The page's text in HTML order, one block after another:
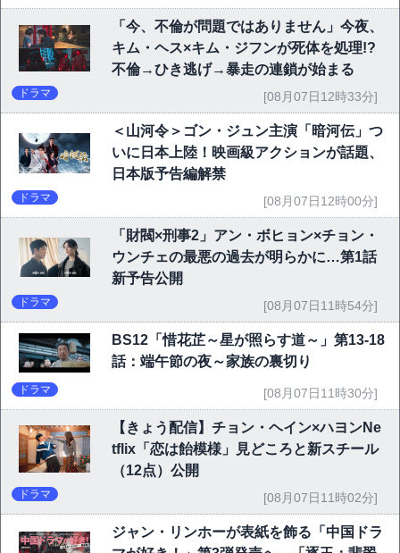
「今、不倫が問題ではありません」今夜、
キム・ヘス×キム・ジフンが死体を処理!?
不倫→ひき逃げ→暴走の連鎖が始まる
ドラマ [08月07日12時33分]
＜山河令＞ゴン・ジュン主演「暗河伝」つ
いに日本上陸！映画級アクションが話題、
日本版予告編解禁
ドラマ [08月07日12時00分]
「財閥×刑事2」アン・ボヒョン×チョン・
ウンチェの最悪の過去が明らかに…第1話
新予告公開
ドラマ [08月07日11時54分]
BS12「惜花芷～星が照らす道～」第13-18
話：端午節の夜～家族の裏切り
ドラマ [08月07日11時30分]
【きょう配信】チョン・ヘイン×ハヨンNe
tflix「恋は飴模様」見どころと新スチール
（12点）公開
ドラマ [08月07日11時02分]
ジャン・リンホーが表紙を飾る「中国ドラ